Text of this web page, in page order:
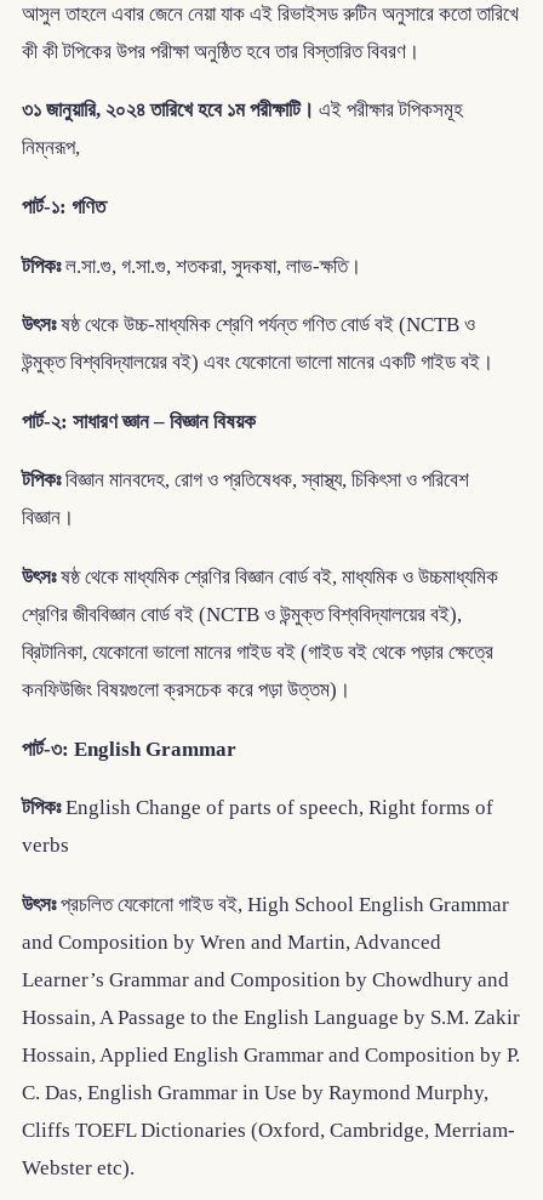
আসুল তাহলে এবার জেনে নেয়া যাক এই রিভাইসড রুটিন অনুসারে কতো তারিখে
কী কী টপিকের উপর পরীক্ষা অনুষ্ঠিত হবে তার বিস্তারিত বিবরণ।
৩১ জানুয়ারি, ২০২৪ তারিখে হবে ১ম পরীক্ষাটি। এই পরীক্ষার টপিকসমূহ
নিম্নরূপ,
পার্ট-১: গণিত
টপিকঃল.সা.গু, গ.সা.গু, শতকরা, সুদকষা, লাভ-ক্ষতি।
উৎসঃষষ্ঠ থেকে উচ্চ-মাধ্যমিক শ্রেণি পর্যন্ত গণিত বোর্ড বই (NCTB ও
উন্মুক্ত বিশ্ববিদ্যালয়ের বই) এবং যেকোনো ভালো মানের একটি গাইড বই।
পার্ট-২: সাধারণ জ্ঞান – বিজ্ঞান বিষয়ক
টপিকঃবিজ্ঞান মানবদেহ, রোগ ও প্রতিষেধক, স্বাস্থ্য, চিকিৎসা ও পরিবেশ
বিজ্ঞান।
উৎসঃষষ্ঠ থেকে মাধ্যমিক শ্রেণির বিজ্ঞান বোর্ড বই, মাধ্যমিক ও উচ্চমাধ্যমিক
শ্রেণির জীববিজ্ঞান বোর্ড বই (NCTB ও উন্মুক্ত বিশ্ববিদ্যালয়ের বই),
ব্রিটানিকা, যেকোনো ভালো মানের গাইড বই (গাইড বই থেকে পড়ার ক্ষেত্রে
কনফিউজিং বিষয়গুলো ক্রসচেক করে পড়া উত্তম)।
পার্ট-৩: English Grammar
টপিকঃEnglish Change of parts of speech, Right forms of
verbs
উৎসঃপ্রচলিত যেকোনো গাইড বই, High School English Grammar
and Composition by Wren and Martin, Advanced
Learner’s Grammar and Composition by Chowdhury and
Hossain, A Passage to the English Language by S.M. Zakir
Hossain, Applied English Grammar and Composition by P.
C. Das, English Grammar in Use by Raymond Murphy,
Cliffs TOEFL Dictionaries (Oxford, Cambridge, Merriam-
Webster etc).